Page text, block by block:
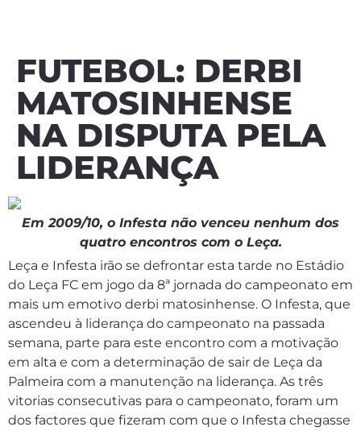
FUTEBOL: DERBI
MATOSINHENSE
NA DISPUTA PELA
LIDERANÇA
Em 2009/10, o Infesta não venceu nenhum dos
quatro encontros com o Leça.
Leça e Infesta irão se defrontar esta tarde no Estádio
do Leça FC em jogo da 8ª jornada do campeonato em
mais um emotivo derbi matosinhense. O Infesta, que
ascendeu à liderança do campeonato na passada
semana, parte para este encontro com a motivação
em alta e com a determinação de sair de Leça da
Palmeira com a manutenção na liderança. As três
vitorias consecutivas para o campeonato, foram um
dos factores que fizeram com que o Infesta chegasse